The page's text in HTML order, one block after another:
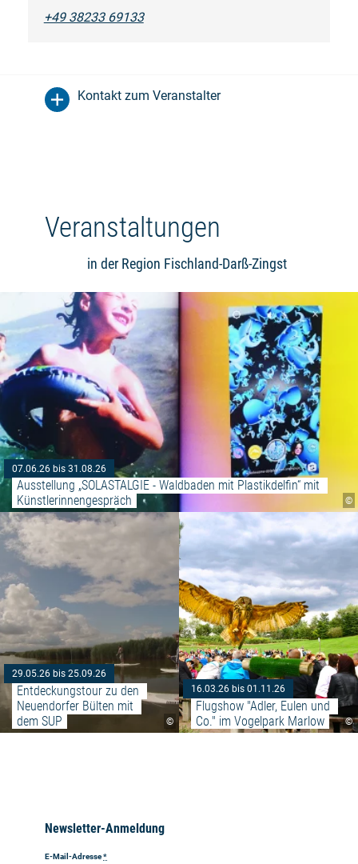
+49 38233 69133
Kontakt zum Veranstalter
Veranstaltungen
in der Region Fischland-Darß-Zingst
©
07.06.26 bis 31.08.26
Ausstellung „SOLASTALGIE - Waldbaden mit Plastikdelfin“ mit
Künstlerinnengespräch
©
29.05.26 bis 25.09.26
Entdeckungstour zu den
Neuendorfer Bülten mit
dem SUP
Weiterlesen: "Entdeckungstour
©
16.03.26 bis 01.11.26
Flugshow "Adler, Eulen und
Co." im Vogelpark Marlow
Newsletter-Anmeldung
E-Mail-Adresse*